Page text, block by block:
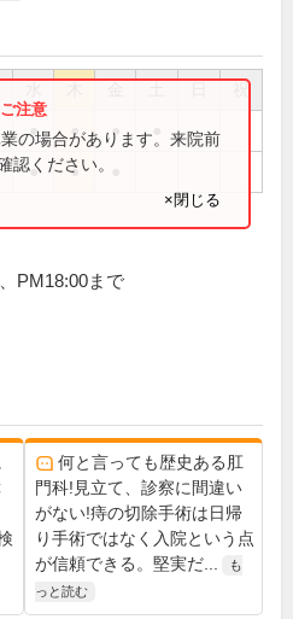
祝
● ● ●
● ●
の場合があります。来院前
認ください。
×閉じる
PM18:00まで
何と言っても歴史ある肛
門科!見立て、診察に間違い
がない!痔の切除手術は日帰
り手術ではなく入院という点
が信頼できる。堅実だ...
も
っと読む